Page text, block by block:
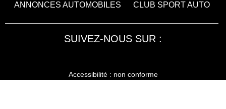
ANNONCES AUTOMOBILES
CLUB SPORT AUTO
SUIVEZ-NOUS SUR :
Accessibilité : non conforme